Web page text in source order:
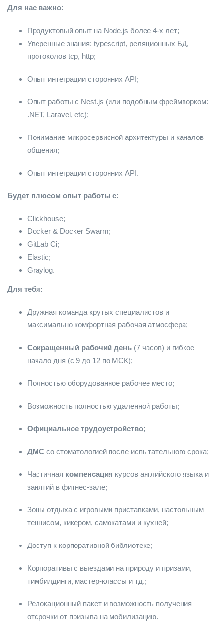
Для нас важно:
Продуктовый опыт на Node.js более 4-х лет;
Уверенные знания: typescript, реляционных БД,
протоколов tcp, http;
Опыт интеграции сторонних API;
Опыт работы с Nest.js (или подобным фреймворком:
.NET, Laravel, etc);
Понимание микросервисной архитектуры и каналов
общения;
Опыт интеграции сторонних API.
Будет плюсом опыт работы с:
Clickhouse;
Docker & Docker Swarm;
GitLab Ci;
Elastic;
Graylog.
Для тебя:
Дружная команда крутых специалистов и
максимально комфортная рабочая атмосфера;
Сокращенный рабочий день (7 часов) и гибкое
начало дня (с 9 до 12 по МСК);
Полностью оборудованное рабочее место;
Возможность полностью удаленной работы;
Официальное трудоустройство;
ДМС со стоматологией после испытательного срока;
Частичная компенсация курсов английского языка и
занятий в фитнес-зале;
Зоны отдыха с игровыми приставками, настольным
теннисом, кикером, самокатами и кухней;
Доступ к корпоративной библиотеке;
Корпоративы с выездами на природу и призами,
тимбилдинги, мастер-классы и тд.;
Релокационный пакет и возможность получения
отсрочки от призыва на мобилизацию.